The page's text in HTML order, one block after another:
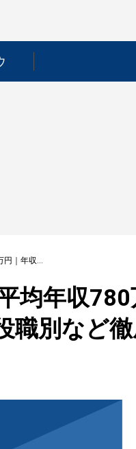
【デクセリアルズ】平均年収780万円｜年収推移・業界・年代・役職別など徹底解説！
均年収
職別など徹